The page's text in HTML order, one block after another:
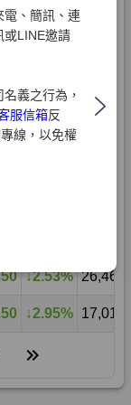
電、簡訊、連
或LINE邀請
義之行為，
服信箱反
線，以免權